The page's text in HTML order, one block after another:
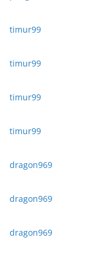
timur99
timur99
timur99
timur99
dragon969
dragon969
dragon969